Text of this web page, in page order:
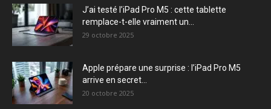
J’ai testé l’iPad Pro M5 : cette tablette
remplace-t-elle vraiment un...
29 octobre 2025
Apple prépare une surprise : l’iPad Pro M5
arrive en secret...
20 octobre 2025